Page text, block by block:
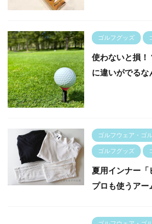
ゴルフグッズ
使わないと損！
に違いがでるな
ゴルフウェア・ゴ
ゴルフグッズ
夏用インナー「
プロも使うアー